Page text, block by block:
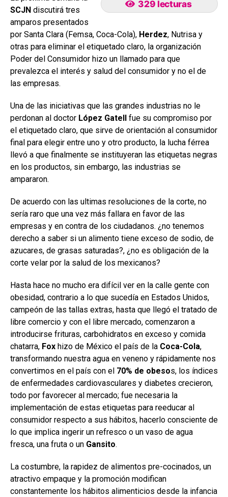
329 lecturas
SCJN discutirá tres
amparos presentados
por Santa Clara (Femsa, Coca-Cola), Herdez, Nutrisa y
otras para eliminar el etiquetado claro, la organización
Poder del Consumidor hizo un llamado para que
prevalezca el interés y salud del consumidor y no el de
las empresas.
Una de las iniciativas que las grandes industrias no le
perdonan al doctor López Gatell
fue su compromiso por
el etiquetado claro, que sirve de orientación al consumidor
final para elegir entre uno y otro producto, la lucha férrea
llevó a que finalmente se instituyeran las etiquetas negras
en los productos, sin embargo, las industrias se
ampararon.
De acuerdo con las ultimas resoluciones de la corte, no
sería raro que una vez más fallara en favor de las
empresas y en contra de los ciudadanos. ¿no tenemos
derecho a saber si un alimento tiene exceso de sodio, de
azucares, de grasas saturadas?, ¿no es obligación de la
corte velar por la salud de los mexicanos?
Hasta hace no mucho era difícil ver en la calle gente con
obesidad, contrario a lo que sucedía en Estados Unidos,
campeón de las tallas extras, hasta que llegó el tratado de
libre comercio y con el libre mercado, comenzaron a
introducirse frituras, carbohidratos en exceso y comida
chatarra, Fox hizo de México el país de la Coca-Cola,
transformando nuestra agua en veneno y rápidamente nos
convertimos en el país con el 70% de obesos, los índices
de enfermedades cardiovasculares y diabetes crecieron,
todo por favorecer al mercado; fue necesaria la
implementación de estas etiquetas para reeducar al
consumidor respecto a sus hábitos, hacerlo consciente de
lo que implica ingerir un refresco o un vaso de agua
fresca, una fruta o un Gansito.
La costumbre, la rapidez de alimentos pre-cocinados, un
atractivo empaque y la promoción modifican
constantemente los hábitos alimenticios desde la infancia